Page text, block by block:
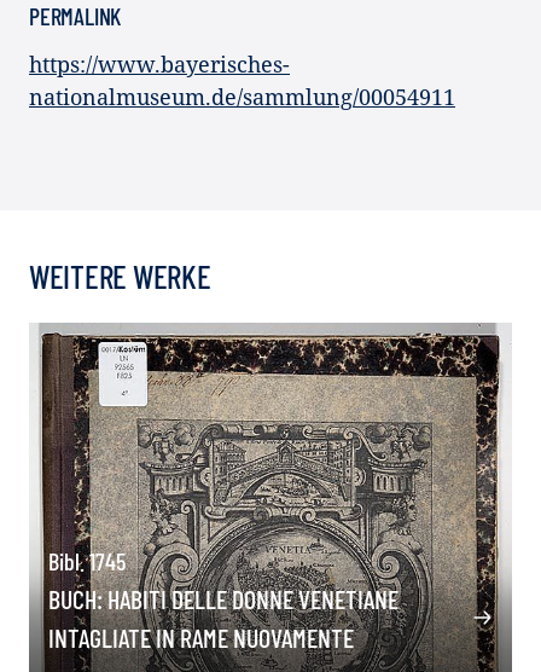
PERMALINK
https://www.bayerisches-
nationalmuseum.de/sammlung/00054911
WEITERE WERKE
Bibl. 1745
BUCH: HABITI DELLE DONNE VENETIANE
INTAGLIATE IN RAME NUOVAMENTE